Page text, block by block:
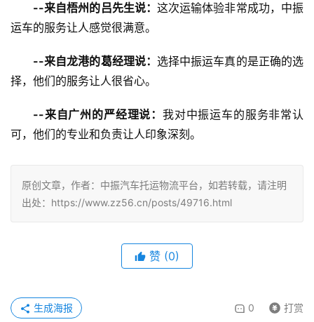
--来自梧州的吕先生说： 这次运输体验非常成功，中振
运车的服务让人感觉很满意。
--来自龙港的葛经理说： 选择中振运车真的是正确的选
择，他们的服务让人很省心。
--来自广州的严经理说： 我对中振运车的服务非常认
可，他们的专业和负责让人印象深刻。
原创文章，作者：中振汽车托运物流平台，如若转载，请注明
出处：https://www.zz56.cn/posts/49716.html
赞 (0)
0 打赏
生成海报